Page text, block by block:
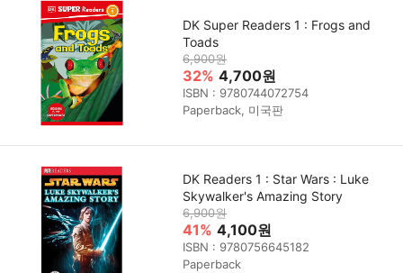
DK Super Readers 1 : Frogs and
Toads
6,900원
32% 4,700원
ISBN : 9780744072754
Paperback, 미국판
DK Readers 1 : Star Wars : Luke
Skywalker's Amazing Story
6,900원
41% 4,100원
ISBN : 9780756645182
Paperback